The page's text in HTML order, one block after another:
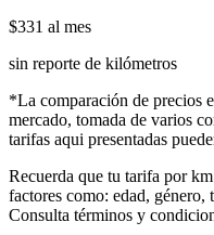
$331 al mes
sin reporte de kilómetros
*La comparación de precios
mercado, tomada de varios
tarifas aqui presentadas
Recuerda que tu tarifa por
factores como: edad,
Consulta términos y